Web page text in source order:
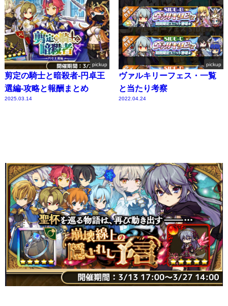
pickup
剪定の騎士と暗殺者-円卓王
選編-攻略と報酬まとめ
2025.03.14
pickup
ヴァルキリーフェス・一覧
と当たり考察
2022.04.24